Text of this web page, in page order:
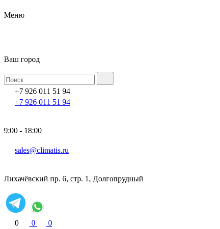
Меню
Ваш город
+7 926 011 51 94
+7 926 011 51 94
9:00 - 18:00
sales@climatis.ru
Лихачёвский пр. 6, стр. 1, Долгопрудный
0 0
0